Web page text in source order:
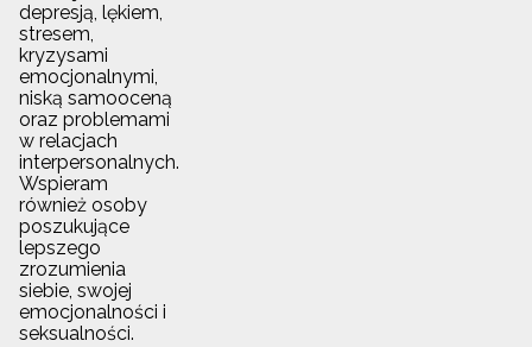
depresją, lękiem,
stresem,
kryzysami
emocjonalnymi,
niską samooceną
oraz problemami
w relacjach
interpersonalnych.
Wspieram
również osoby
poszukujące
lepszego
zrozumienia
siebie, swojej
emocjonalności i
seksualności.